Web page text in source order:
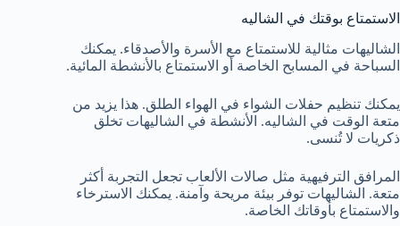
الاستمتاع بوقتك في الشاليه
الشاليهات مثالية للاستمتاع مع الأسرة والأصدقاء. يمكنك
السباحة في المسابح الخاصة أو الاستمتاع بالأنشطة المائية.
يمكنك تنظيم حفلات الشواء في الهواء الطلق. هذا يزيد من
متعة الوقت في الشاليه. الأنشطة في الشاليهات تخلق
ذكريات لا تُنسى.
المرافق الترفيهية مثل صالات الألعاب تجعل التجربة أكثر
متعة. الشاليهات توفر بيئة مريحة وآمنة. يمكنك الاسترخاء
والاستمتاع بأوقاتك الخاصة.